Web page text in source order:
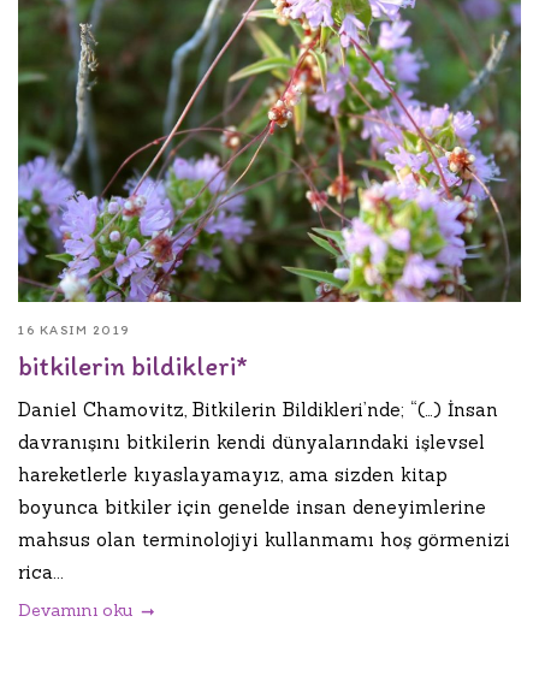
16 KASIM 2019
bitkilerin bildikleri*
Daniel Chamovitz, Bitkilerin Bildikleri’nde; “(…) İnsan
davranışını bitkilerin kendi dünyalarındaki işlevsel
hareketlerle kıyaslayamayız, ama sizden kitap
boyunca bitkiler için genelde insan deneyimlerine
mahsus olan terminolojiyi kullanmamı hoş görmenizi
rica...
Devamını oku